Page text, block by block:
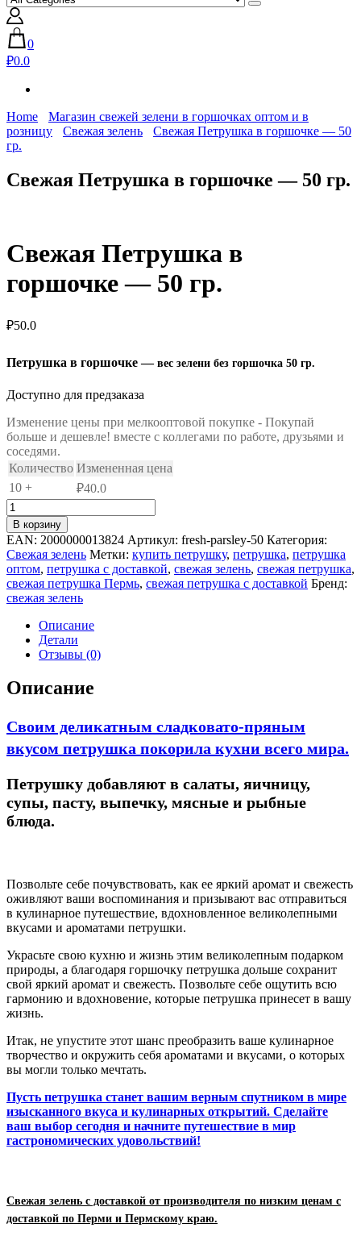
0
₽0.0
Home
Магазин свежей зелени в горшочках оптом и в
розницу
Свежая зелень
Свежая Петрушка в горшочке — 50
гр.
Свежая Петрушка в горшочке — 50 гр.
Свежая Петрушка в
горшочке — 50 гр.
₽50.0
Петрушка в горшочке — вес зелени без горшочка 50 гр.
Доступно для предзаказа
Изменение цены при мелкооптовой покупке - Покупай
больше и дешевле! вместе с коллегами по работе, друзьями и
соседями.
Количество Измененная цена
10 +
₽40.0
Количество
товара
Свежая
Петрушка
в
горшочке
-
50
В корзину
EAN: 2000000013824 Артикул: fresh-parsley-50 Категория:
Свежая зелень Метки: купить петрушку, петрушка, петрушка
оптом, петрушка с доставкой, свежая зелень, свежая петрушка,
свежая петрушка Пермь, свежая петрушка с доставкой Бренд:
свежая зелень
Описание
Детали
Отзывы (0)
Описание
Своим деликатным сладковато-пряным
вкусом петрушка покорила кухни всего мира.
Петрушку добавляют в салаты, яичницу,
супы, пасту, выпечку, мясные и рыбные
блюда.
Позвольте себе почувствовать, как ее яркий аромат и свежесть
оживляют ваши воспоминания и призывают вас отправиться
в кулинарное путешествие, вдохновленное великолепными
вкусами и ароматами петрушки.
Украсьте свою кухню и жизнь этим великолепным подарком
природы, а благодаря горшочку петрушка дольше сохранит
свой яркий аромат и свежесть. Позвольте себе ощутить всю
гармонию и вдохновение, которые петрушка принесет в вашу
жизнь.
Итак, не упустите этот шанс преобразить ваше кулинарное
творчество и окружить себя ароматами и вкусами, о которых
вы могли только мечтать.
Пусть петрушка станет вашим верным спутником в мире
изысканного вкуса и кулинарных открытий. Сделайте
ваш выбор сегодня и начните путешествие в мир
гастрономических удовольствий!
Свежая зелень с доставкой от производителя по низким ценам с
доставкой по Перми и Пермскому краю.